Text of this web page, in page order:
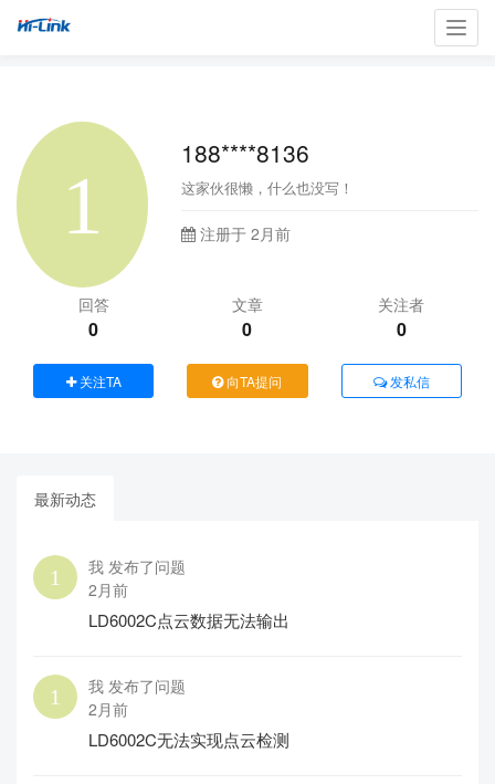
188****8136
这家伙很懒，什么也没写！
注册于 2月前
回答
0
文章
0
关注者
0
关注TA 向TA提问 发私信
最新动态
我 发布了问题
2月前
LD6002C点云数据无法输出
我 发布了问题
2月前
LD6002C无法实现点云检测